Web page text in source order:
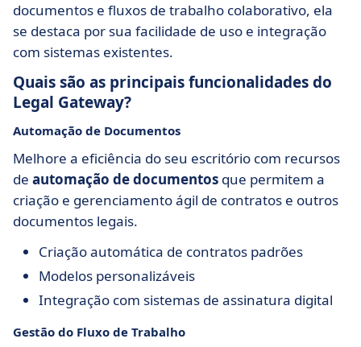
documentos e fluxos de trabalho colaborativo, ela
se destaca por sua facilidade de uso e integração
com sistemas existentes.
Quais são as principais funcionalidades do
Legal Gateway?
Automação de Documentos
Melhore a eficiência do seu escritório com recursos
de automação de documentos que permitem a
criação e gerenciamento ágil de contratos e outros
documentos legais.
Criação automática de contratos padrões
Modelos personalizáveis
Integração com sistemas de assinatura digital
Gestão do Fluxo de Trabalho